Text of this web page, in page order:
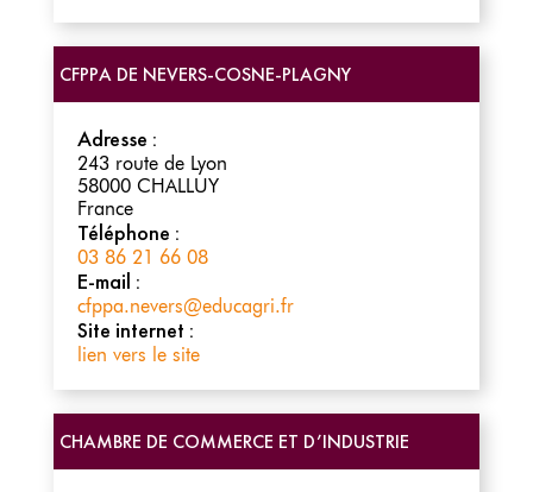
CFPPA DE NEVERS-COSNE-PLAGNY
Adresse :
243 route de Lyon
58000 CHALLUY
France
Téléphone :
03 86 21 66 08
E-mail :
cfppa.nevers@educagri.fr
Site internet :
lien vers le site
CHAMBRE DE COMMERCE ET D’INDUSTRIE